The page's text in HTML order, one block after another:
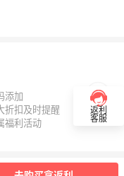
返利
客服